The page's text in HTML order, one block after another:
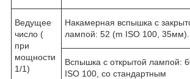
Ведущее
число (
при
мощности
1/1)
Накамерная вспышка с
лампой: 52 (m ISO 100, 35мм).
Вспышка с открытой лампой:
ISO 100, со стандартным